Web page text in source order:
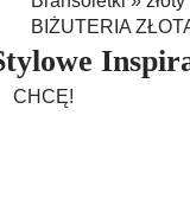
BIŻUTERIA
CHCĘ!